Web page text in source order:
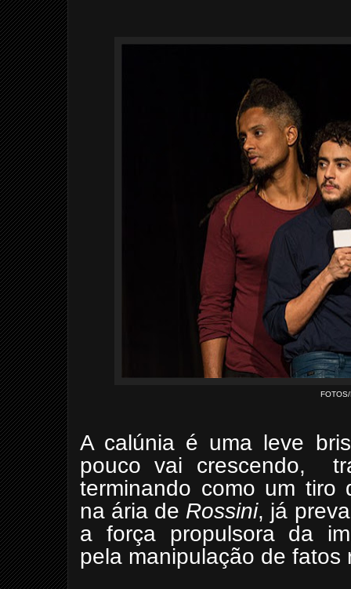
A calúnia é uma leve
pouco vai crescendo,
terminando como um tiro
na ária de Rossini, já
a força propulsora da
pela manipulação de fatos